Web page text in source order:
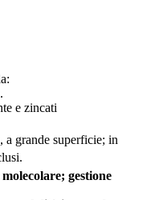
e zincati
a grande superficie; in
gestione